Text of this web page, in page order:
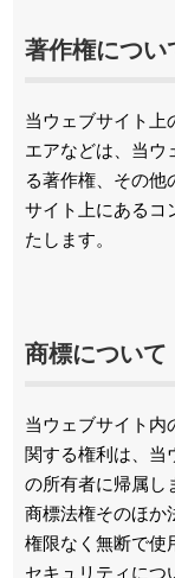
著作権につい
当ウェブサイト上
エアなどは、当ウ
る著作権、その他
サイト上にあるコ
たします。
商標について
当ウェブサイト内
関する権利は、当
の所有者に帰属し
商標法権そのほか
権限なく無断で使
セキュリティにつ